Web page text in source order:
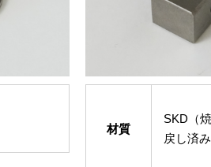
材質
SKD（
戻し済み